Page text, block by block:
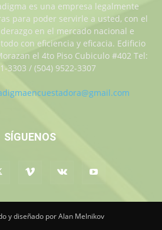
es una empresa legalmente
para poder servirle a usted, con el
en el mercado nacional e
con eficiencia y eficacia. Edificio
el 4to Piso Cubiculo #402 Tel:
3303 / (504) 9522-3307
SÍGUENOS
y diseñado por Alan Melnikov